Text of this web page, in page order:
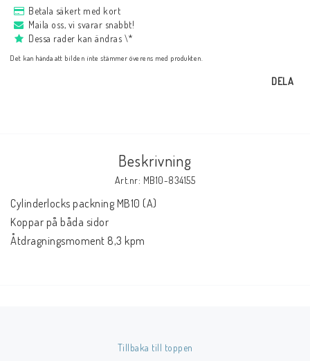
Betala säkert med kort
Maila oss, vi svarar snabbt!
Dessa rader kan ändras \*
Det kan hända att bilden inte stämmer överens med produkten.
DELA
Beskrivning
Art.nr: MB10-834155
Cylinderlocks packning MB10 (A)
Koppar på båda sidor
Åtdragningsmoment 8,3 kpm
Tillbaka till toppen